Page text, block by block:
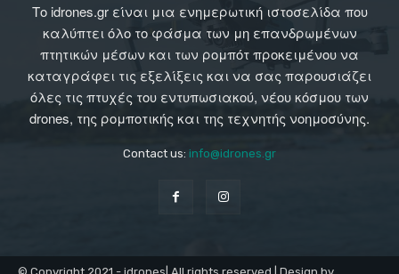
Το idrones.gr είναι μια ενημερωτική ιστοσελίδα που
καλύπτει όλο το φάσμα των μη επανδρωμένων
πτητικών μέσων και των ρομπότ προκειμένου να
καταγράφει τις εξελίξεις και να σας παρουσιάζει
όλες τις πτυχές του εντυπωσιακού, νέου κόσμου των
drones, της ρομποτικής και της τεχνητής νοημοσύνης.
Contact us: info@idrones.gr